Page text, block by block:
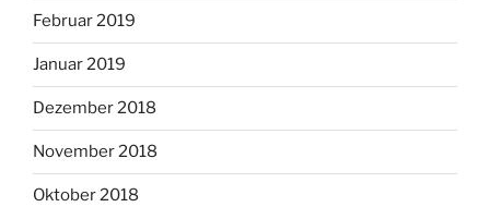
Februar 2019
Januar 2019
Dezember 2018
November 2018
Oktober 2018